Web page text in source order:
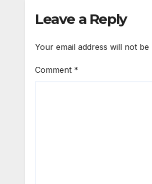
नितिन गडकरी
Leave a Reply
Your email address will not be
Comment *